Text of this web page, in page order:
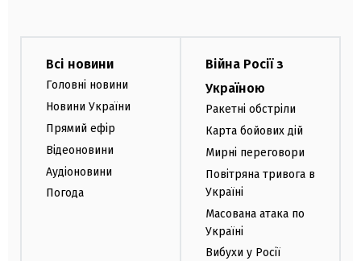
Всі новини
Головні новини
Новини України
Прямий ефір
Відеоновини
Аудіоновини
Погода
Війна Росії з
Україною
Ракетні обстріли
Карта бойових дій
Мирні переговори
Повітряна тривога в
Україні
Масована атака по
Україні
Вибухи у Росії